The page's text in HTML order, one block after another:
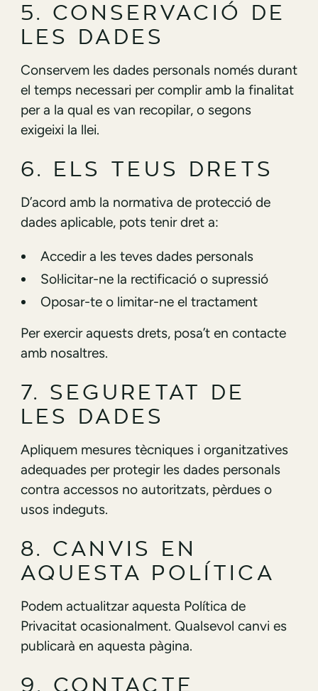
5. CONSERVACIÓ DE
LES DADES
Conservem les dades personals només durant
el temps necessari per complir amb la finalitat
per a la qual es van recopilar, o segons
exigeixi la llei.
6. ELS TEUS DRETS
D’acord amb la normativa de protecció de
dades aplicable, pots tenir dret a:
Accedir a les teves dades personals
Sol·licitar-ne la rectificació o supressió
Oposar-te o limitar-ne el tractament
Per exercir aquests drets, posa’t en contacte
amb nosaltres.
7. SEGURETAT DE
LES DADES
Apliquem mesures tècniques i organitzatives
adequades per protegir les dades personals
contra accessos no autoritzats, pèrdues o
usos indeguts.
8. CANVIS EN
AQUESTA POLÍTICA
Podem actualitzar aquesta Política de
Privacitat ocasionalment. Qualsevol canvi es
publicarà en aquesta pàgina.
9. CONTACTE